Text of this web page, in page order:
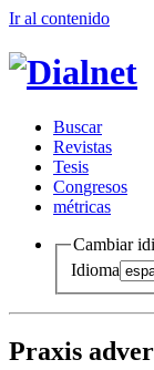
Ir al contenido
Buscar
Revistas
Tesis
Congresos
métricas
Cambiar
Idioma
Praxis